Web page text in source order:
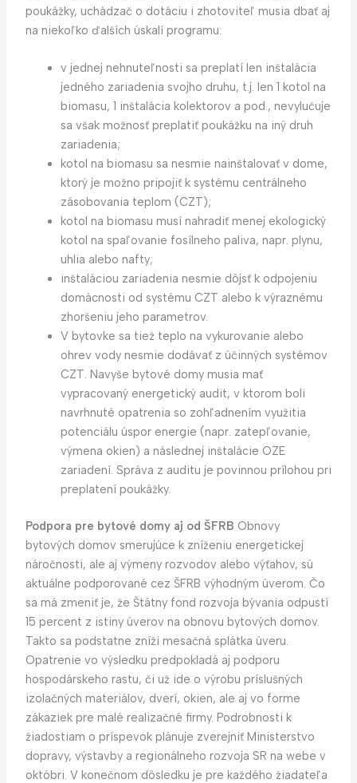
poukážky, uchádzač o dotáciu i zhotoviteľ musia dbať aj
na niekoľko ďalších úskalí programu:
v jednej nehnuteľnosti sa preplatí len inštalácia
jedného zariadenia svojho druhu, t.j. len 1 kotol na
biomasu, 1 inštalácia kolektorov a pod., nevylučuje
sa však možnosť preplatiť poukážku na iný druh
zariadenia;
kotol na biomasu sa nesmie nainštalovať v dome,
ktorý je možno pripojiť k systému centrálneho
zásobovania teplom (CZT);
kotol na biomasu musí nahradiť menej ekologický
kotol na spaľovanie fosílneho paliva, napr. plynu,
uhlia alebo nafty;
inštaláciou zariadenia nesmie dôjsť k odpojeniu
domácnosti od systému CZT alebo k výraznému
zhoršeniu jeho parametrov.
V bytovke sa tiež teplo na vykurovanie alebo
ohrev vody nesmie dodávať z účinných systémov
CZT. Navyše bytové domy musia mať
vypracovaný energetický audit, v ktorom boli
navrhnuté opatrenia so zohľadnením využitia
potenciálu úspor energie (napr. zatepľovanie,
výmena okien) a následnej inštalácie OZE
zariadení. Správa z auditu je povinnou prílohou pri
preplatení poukážky.
Podpora pre bytové domy aj od ŠFRB Obnovy
bytových domov smerujúce k zníženiu energetickej
náročnosti, ale aj výmeny rozvodov alebo výťahov, sú
aktuálne podporované cez ŠFRB výhodným úverom. Čo
sa má zmeniť je, že Štátny fond rozvoja bývania odpustí
15 percent z istiny úverov na obnovu bytových domov.
Takto sa podstatne zníži mesačná splátka úveru.
Opatrenie vo výsledku predpokladá aj podporu
hospodárskeho rastu, či už ide o výrobu príslušných
izolačných materiálov, dverí, okien, ale aj vo forme
zákaziek pre malé realizačné firmy. Podrobnosti k
žiadostiam o príspevok plánuje zverejniť Ministerstvo
dopravy, výstavby a regionálneho rozvoja SR na webe v
októbri. V konečnom dôsledku je pre každého žiadateľa